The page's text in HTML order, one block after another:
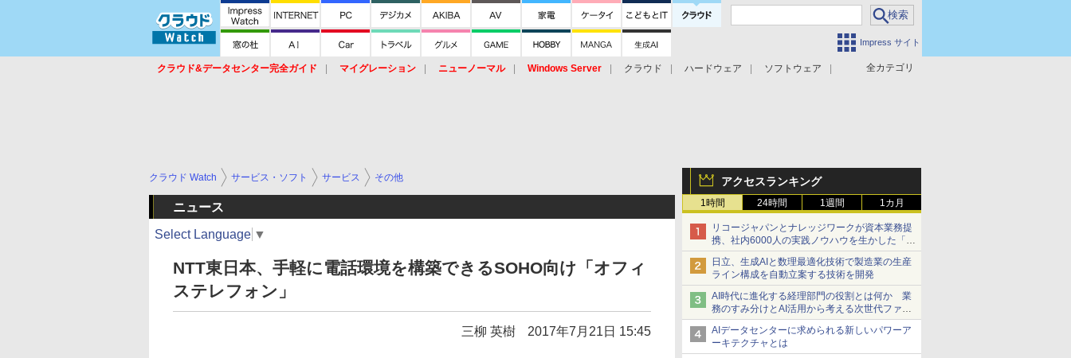
Impress サイト
全カテゴリ
クラウド&データセンター完全ガイド マイグレーション ニューノーマル Windows Server クラウド ハードウェア
ソフトウェア
アクセスランキング
1時間 24時間 1週間 1カ月
リコージャパンとナレッジワークが資本業務提
携、社内6000人の実践ノウハウを生かした「AI
商談記録 for RICOH」を展開へ
日立、生成AIと数理最適化技術で製造業の生産
ライン構成を自動立案する技術を開発
AI時代に進化する経理部門の役割とは何か 業
務のすみ分けとAI活用から考える次世代ファイ
ナンス戦略
AIデータセンターに求められる新しいパワーア
ーキテクチャとは
クラウド Watch サービス・ソフト サービス その他
ニュース
Select Language ▼
NTT東日本、手軽に電話環境を構築できるSOHO向け「オフィ
ステレフォン」
三柳 英樹 2017年7月21日 15:45